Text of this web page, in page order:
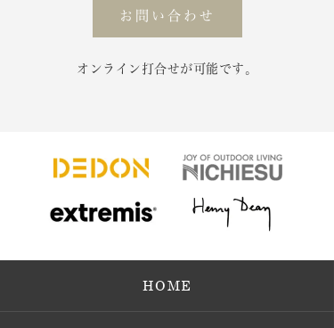
お問い合わせ
オンライン打合せが可能です。
HOME